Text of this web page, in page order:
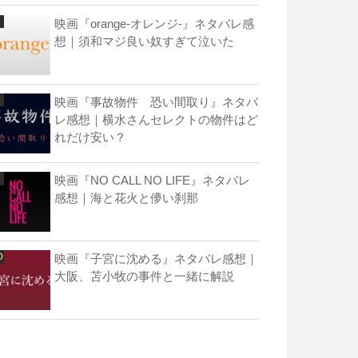
映画『orange-オレンジ-』ネタバレ感
想｜須和マジ良い奴すぎて泣いた
映画『事故物件 恐い間取り』ネタバ
レ感想｜横水さんセレクトの物件はど
れだけ安い？
映画『NO CALL NO LIFE』ネタバレ
感想｜海と花火と儚い刹那
映画『子宮に沈める』ネタバレ感想｜
大阪、苫小牧の事件と一緒に解説